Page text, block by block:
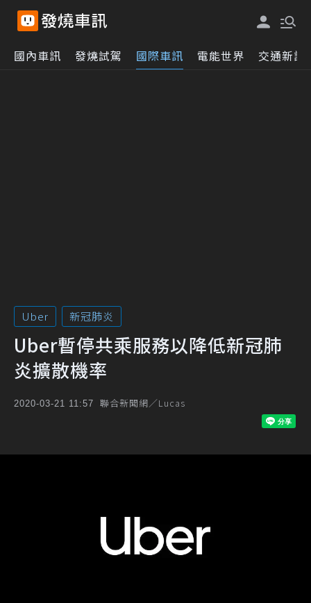
國內車訊 發燒試駕 國際車訊 電能世界 交通新訊
Uber 新冠肺炎
Uber暫停共乘服務以降低新冠肺
炎擴散機率
2020-03-21 11:57 聯合新聞網／Lucas